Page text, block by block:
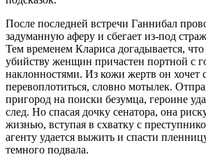
После последней встречи Ганнибал
задуманную аферу и сбегает из-под
Тем временем Клариса догадывается,
убийству женщин причастен портной с
наклонностями. Из кожи жертв он хочет
перевоплотиться, словно мотылек.
пригород на поиски безумца, героине
след. Но спасая дочку сенатора, она
жизнью, вступая в схватку с
агенту удается выжить и спасти
темного подвала.